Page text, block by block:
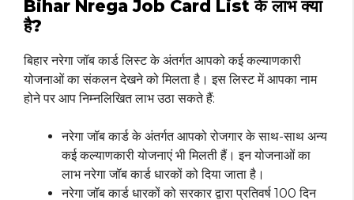
Bihar Nrega Job Card List के लाभ क्या
है?
बिहार नरेगा जॉब कार्ड लिस्ट के अंतर्गत आपको कई कल्याणकारी
योजनाओं का संकलन देखने को मिलता है। इस लिस्ट में आपका नाम
होने पर आप निम्नलिखित लाभ उठा सकते हैं:
नरेगा जॉब कार्ड के अंतर्गत आपको रोजगार के साथ-साथ अन्य
कई कल्याणकारी योजनाएं भी मिलती हैं। इन योजनाओं का
लाभ नरेगा जॉब कार्ड धारकों को दिया जाता है।
नरेगा जॉब कार्ड धारकों को सरकार द्वारा प्रतिवर्ष 100 दिन